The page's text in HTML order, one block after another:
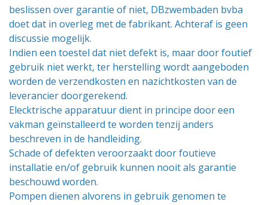
beslissen over garantie of niet, DBzwembaden bvba
doet dat in overleg met de fabrikant. Achteraf is geen
discussie mogelijk.
Indien een toestel dat niet defekt is, maar door foutief
gebruik niet werkt, ter herstelling wordt aangeboden
worden de verzendkosten en nazichtkosten van de
leverancier doorgerekend.
Elecktrische apparatuur dient in principe door een
vakman geïnstalleerd te worden tenzij anders
beschreven in de handleiding.
Schade of defekten veroorzaakt door foutieve
installatie en/of gebruik kunnen nooit als garantie
beschouwd worden.
Pompen dienen alvorens in gebruik genomen te